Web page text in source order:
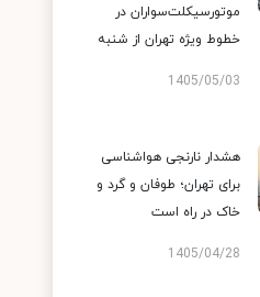
موتورسیکلت‌سواران در
خطوط ویژه تهران از شنبه
1405/05/03
هشدار نارنجی هواشناسی
برای تهران؛ طوفان و گرد و
خاک در راه است
1405/04/28